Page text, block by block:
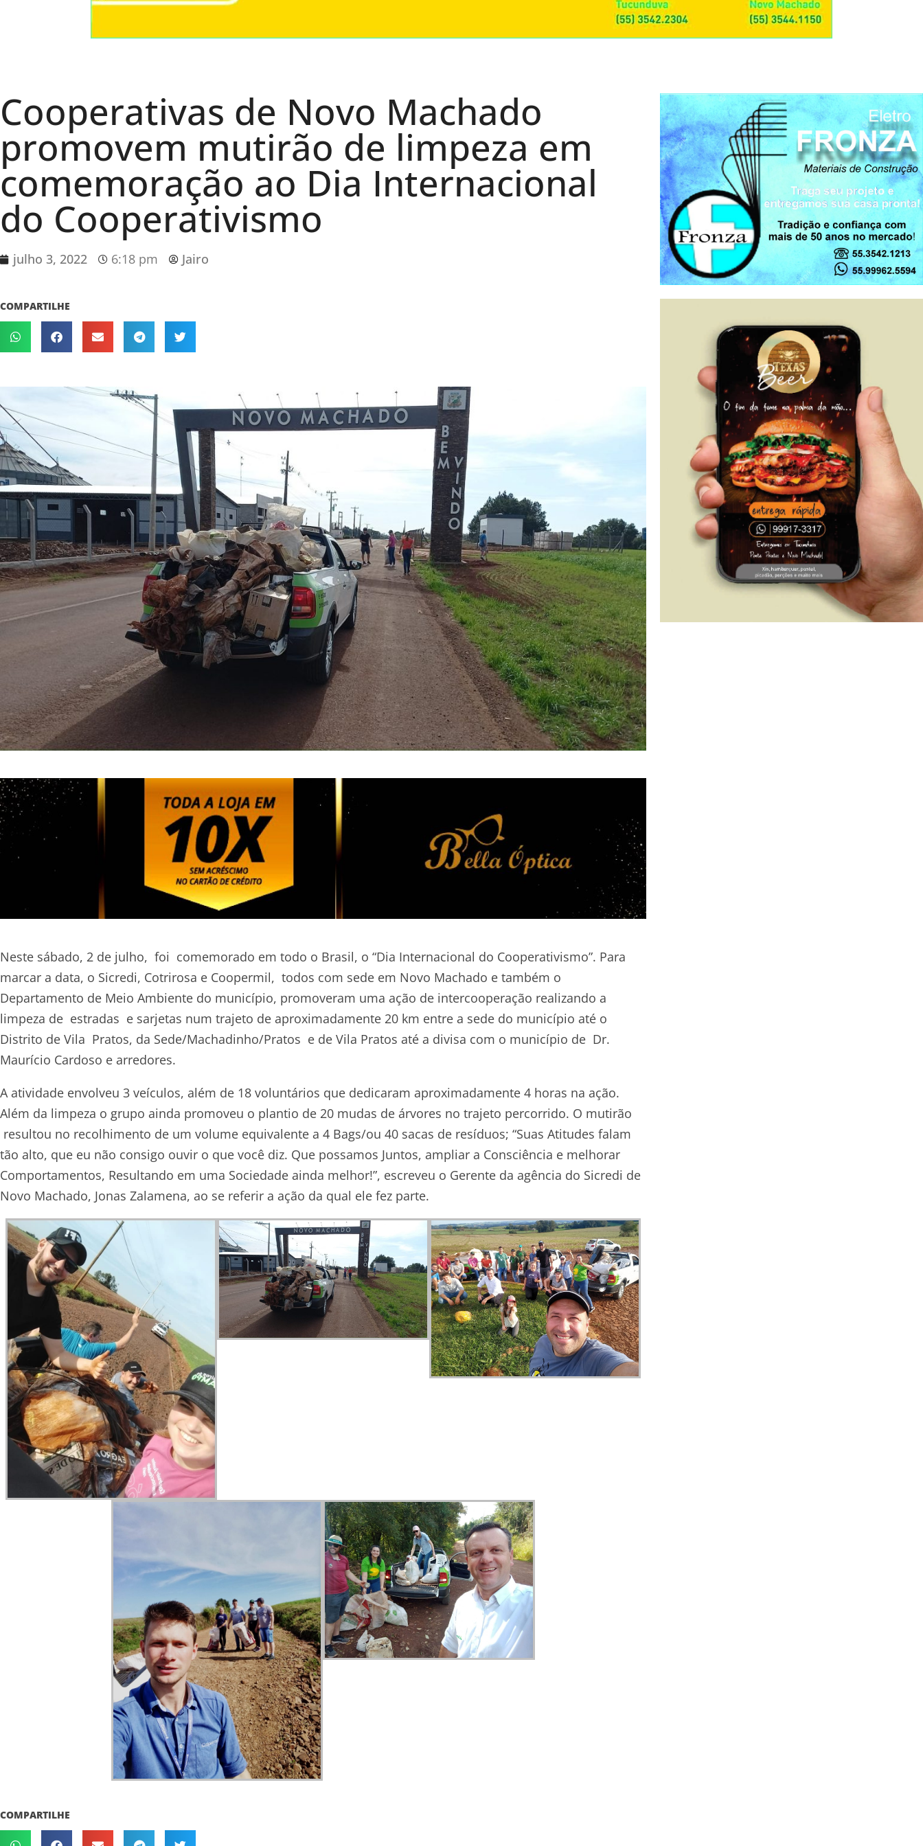
Cooperativas de Novo Machado
promovem mutirão de limpeza em
comemoração ao Dia Internacional
do Cooperativismo
julho 3, 2022 6:18 pm Jairo
COMPARTILHE
Neste sábado, 2 de julho, foi comemorado em todo o Brasil, o “Dia Internacional do Cooperativismo”. Para
marcar a data, o Sicredi, Cotrirosa e Coopermil, todos com sede em Novo Machado e também o
Departamento de Meio Ambiente do município, promoveram uma ação de intercooperação realizando a
limpeza de estradas e sarjetas num trajeto de aproximadamente 20 km entre a sede do município até o
Distrito de Vila Pratos, da Sede/Machadinho/Pratos e de Vila Pratos até a divisa com o município de Dr.
Maurício Cardoso e arredores.
A atividade envolveu 3 veículos, além de 18 voluntários que dedicaram aproximadamente 4 horas na ação.
Além da limpeza o grupo ainda promoveu o plantio de 20 mudas de árvores no trajeto percorrido. O mutirão
resultou no recolhimento de um volume equivalente a 4 Bags/ou 40 sacas de resíduos; “Suas Atitudes falam
tão alto, que eu não consigo ouvir o que você diz. Que possamos Juntos, ampliar a Consciência e melhorar
Comportamentos, Resultando em uma Sociedade ainda melhor!”, escreveu o Gerente da agência do Sicredi de
Novo Machado, Jonas Zalamena, ao se referir a ação da qual ele fez parte.
COMPARTILHE